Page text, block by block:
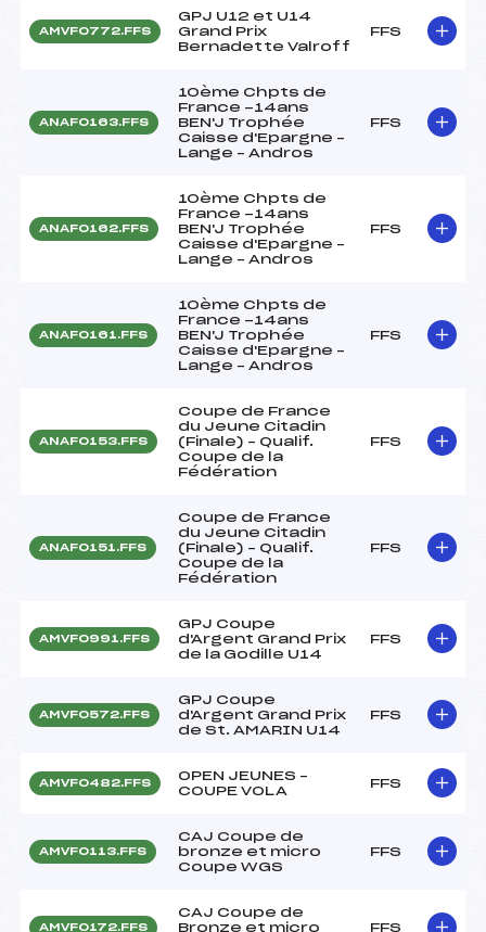
AMVF0772.FFS
GPJ U12 et U14
Grand Prix
Bernadette Valroff
FFS
ANAF0163.FFS
10ème Chpts de
France -14ans
BEN'J Trophée
Caisse d'Epargne –
Lange – Andros
FFS
ANAF0162.FFS
10ème Chpts de
France -14ans
BEN'J Trophée
Caisse d'Epargne –
Lange – Andros
FFS
ANAF0161.FFS
10ème Chpts de
France -14ans
BEN'J Trophée
Caisse d'Epargne –
Lange – Andros
FFS
ANAF0153.FFS
Coupe de France
du Jeune Citadin
(Finale) – Qualif.
Coupe de la
Fédération
FFS
ANAF0151.FFS
Coupe de France
du Jeune Citadin
(Finale) – Qualif.
Coupe de la
Fédération
FFS
AMVF0991.FFS
GPJ Coupe
d'Argent Grand Prix
de la Godille U14
FFS
AMVF0572.FFS
GPJ Coupe
d'Argent Grand Prix
de St. AMARIN U14
FFS
AMVF0482.FFS
OPEN JEUNES –
COUPE VOLA
FFS
AMVF0113.FFS
CAJ Coupe de
bronze et micro
Coupe WGS
FFS
AMVF0172.FFS
CAJ Coupe de
Bronze et micro
FFS